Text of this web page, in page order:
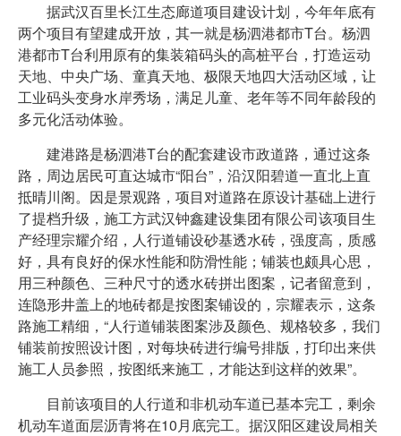
据武汉百里长江生态廊道项目建设计划，今年年底有
两个项目有望建成开放，其一就是杨泗港都市T台。杨泗
港都市T台利用原有的集装箱码头的高桩平台，打造运动
天地、中央广场、童真天地、极限天地四大活动区域，让
工业码头变身水岸秀场，满足儿童、老年等不同年龄段的
多元化活动体验。
建港路是杨泗港T台的配套建设市政道路，通过这条
路，周边居民可直达城市“阳台”，沿汉阳碧道一直北上直
抵晴川阁。因是景观路，项目对道路在原设计基础上进行
了提档升级，施工方武汉钟鑫建设集团有限公司该项目生
产经理宗耀介绍，人行道铺设砂基透水砖，强度高，质感
好，具有良好的保水性能和防滑性能；铺装也颇具心思，
用三种颜色、三种尺寸的透水砖拼出图案，记者留意到，
连隐形井盖上的地砖都是按图案铺设的，宗耀表示，这条
路施工精细，“人行道铺装图案涉及颜色、规格较多，我们
铺装前按照设计图，对每块砖进行编号排版，打印出来供
施工人员参照，按图纸来施工，才能达到这样的效果”。
目前该项目的人行道和非机动车道已基本完工，剩余
机动车道面层沥青将在10月底完工。据汉阳区建设局相关